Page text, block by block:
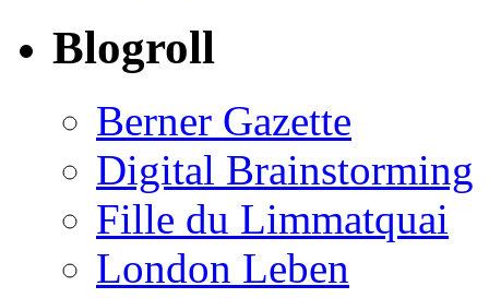
Blogroll
Berner Gazette
Digital Brainstorming
Fille du Limmatquai
London Leben